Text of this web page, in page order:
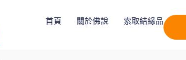
首頁 關於佛說 索取結緣品